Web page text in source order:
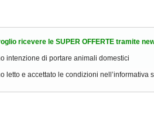
ricevere le SUPER OFFERTE tramite
intenzione di portare animali domestici
letto e accettato le condizioni nell’informativa